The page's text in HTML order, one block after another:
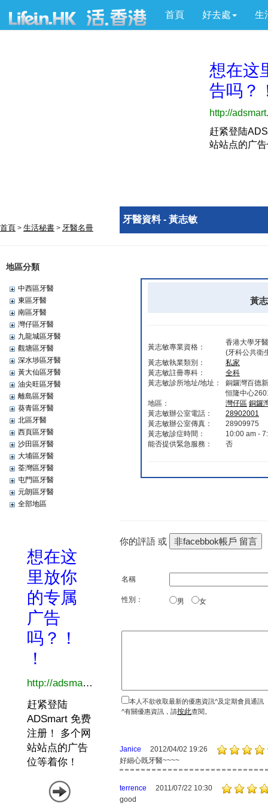
首頁 好去處 生
首頁 > 生活秘書 > 牙醫名冊
地區分類
中西區牙醫
東區牙醫
南區牙醫
灣仔區牙醫
九龍城區牙醫
觀塘區牙醫
深水埗區牙醫
黃大仙區牙醫
油尖旺區牙醫
離島區牙醫
葵青區牙醫
北區牙醫
西頁區牙醫
沙田區牙醫
大埔區牙醫
荃灣區牙醫
屯門區牙醫
元朗區牙醫
全部地區
牙醫資料 - 黃志敏
黃
黃志敏專業資格：
香港大學牙
(牙科公共衛
黃志敏執業類別：
私家
黃志敏註冊專科：
全科
黃志敏診所地址/地址：
銅鑼灣百德
恒隆中心
地區：
灣仔區 銅鑼
黃志敏辦公室電話：
28902001
黃志敏辦公室傳真：
28909975
黃志敏診症時間：
10:00 am -
能否提供緊急服務：
否
你的評語 或
名稱
性別： 男 女
本人不欲收取最新的優惠資訊^及定期會員通訊
^有關優惠資訊，請按此查閱。
Janice
2012/04/02 19:26
好細心既牙醫~~~~
terrence
2011/07/22 10:30
good